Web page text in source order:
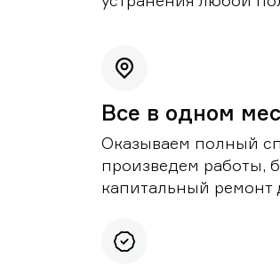
Все в одном
Оказываем полный
произведем работы,
капитальный ремонт